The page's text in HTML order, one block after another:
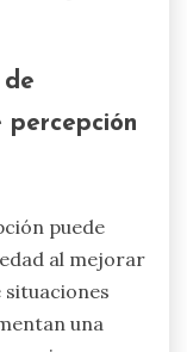
las
el
menudo
y el
habilidad,
de